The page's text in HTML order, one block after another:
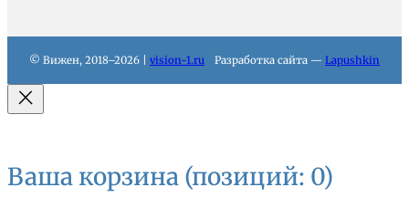
© Вижен, 2018–2026 | vision-1.ru Разработка сайта — Lapushkin
Ваша корзина (позиций: 0)